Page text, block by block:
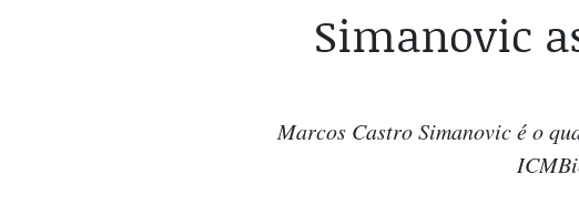
Simanovic
Marcos Castro Simanovic é o